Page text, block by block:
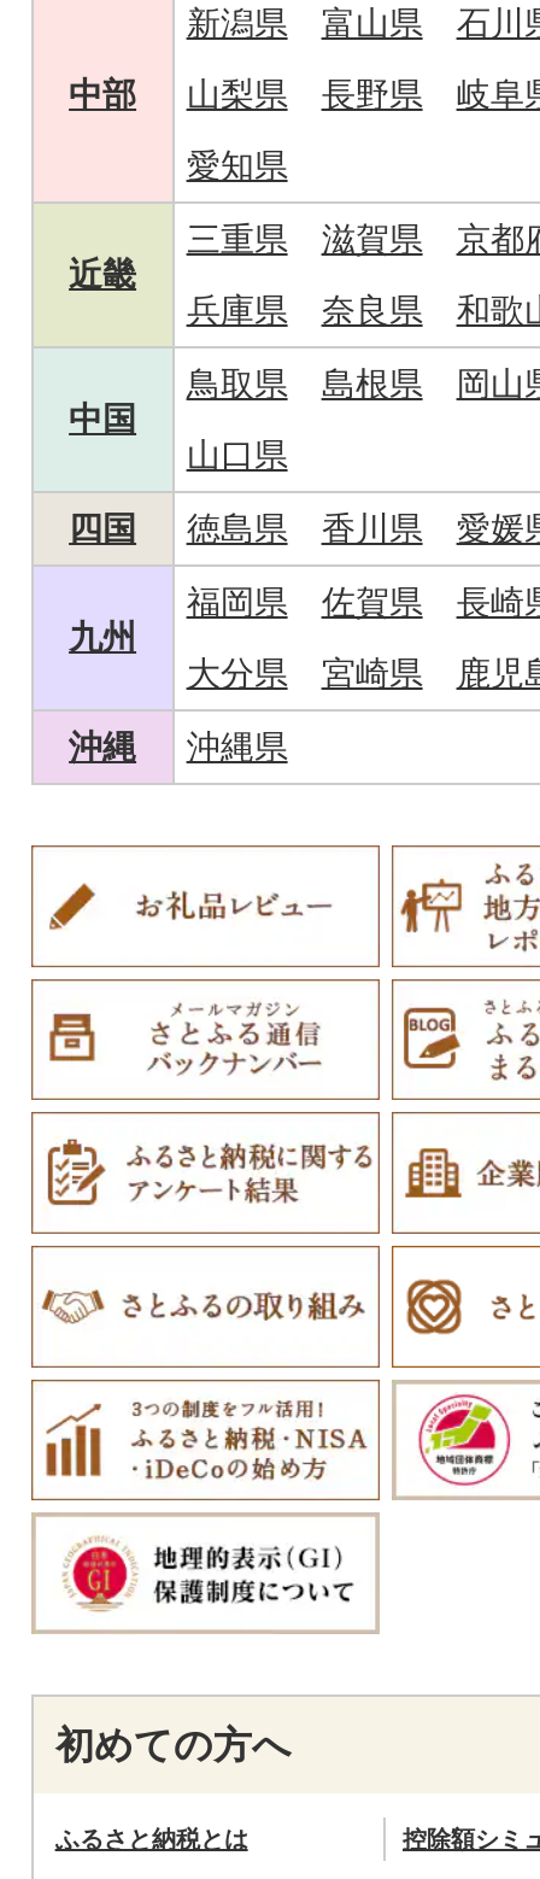
中部
新潟県 富山県
石川
山梨県
長野県
岐阜
愛知県
近畿
三重県 滋賀県
京都
兵庫県
奈良県 和歌
中国
鳥取県 島根県
岡山
山口県
四国
徳島県 香川県 愛媛
九州
福岡県 佐賀県
長崎
大分県
宮崎県
鹿児
沖縄
沖縄県
初めての方へ
ふるさと納税とは 控除額シミ